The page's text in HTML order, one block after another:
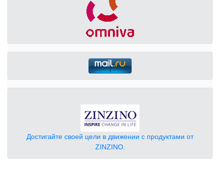
Достигайте своей цели в движении с продуктами от
ZINZINO.